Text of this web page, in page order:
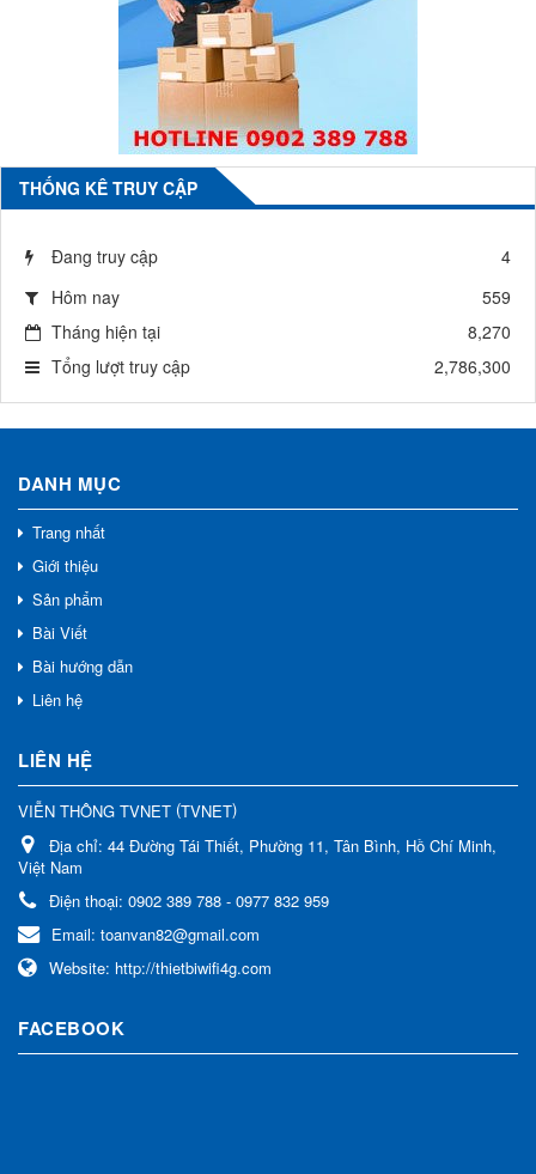
THỐNG KÊ TRUY CẬP
Đang truy cập
4
Hôm nay
559
Tháng hiện tại
8,270
Tổng lượt truy cập
2,786,300
DANH MỤC
Trang nhất
Giới thiệu
Sản phẩm
Bài Viết
Bài hướng dẫn
Liên hệ
LIÊN HỆ
VIỄN THÔNG TVNET (TVNET)
Địa chỉ: 44 Đường Tái Thiết, Phường 11, Tân Bình, Hồ Chí Minh,
Việt Nam
Điện thoại: 0902 389 788 - 0977 832 959
Email: toanvan82@gmail.com
Website: http://thietbiwifi4g.com
FACEBOOK